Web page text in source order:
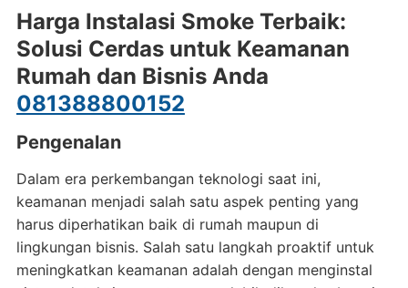
Harga Instalasi Smoke Terbaik:
Solusi Cerdas untuk Keamanan
Rumah dan Bisnis Anda
081388800152
Pengenalan
Dalam era perkembangan teknologi saat ini,
keamanan menjadi salah satu aspek penting yang
harus diperhatikan baik di rumah maupun di
lingkungan bisnis. Salah satu langkah proaktif untuk
meningkatkan keamanan adalah dengan menginstal